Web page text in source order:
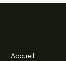
Accueil